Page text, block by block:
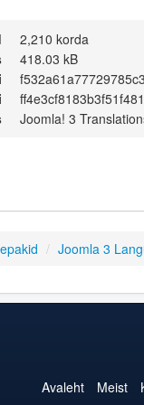
2,210 korda
418.03 kB
Joomla! 3
/ Joomla 3
Avaleht Meist